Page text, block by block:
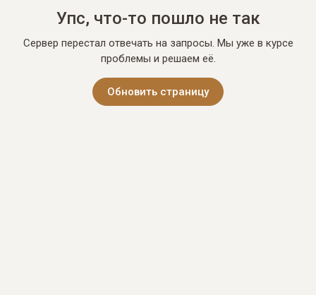
Упс, что-то пошло не так
Сервер перестал отвечать на запросы. Мы уже в курсе
проблемы и решаем её.
Обновить страницу